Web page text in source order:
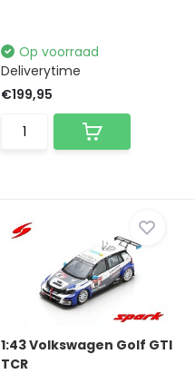
Op voorraad
Deliverytime
€199,95
1:43 Volkswagen Golf GTI
TCR